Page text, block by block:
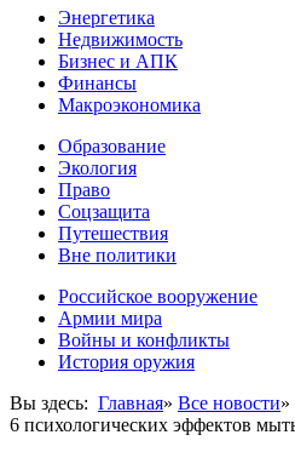
Энергетика
Недвижимость
Бизнес и АПК
Финансы
Макроэкономика
Образование
Экология
Право
Соцзащита
Путешествия
Вне политики
Российское вооружение
Армии мира
Войны и конфликты
История оружия
Вы здесь: Главная» Все новости»
6 психологических эффектов